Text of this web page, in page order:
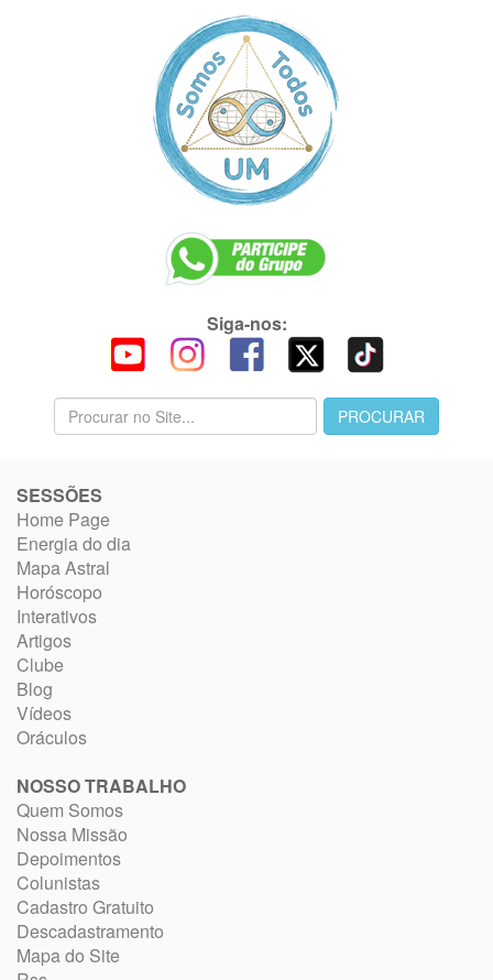
Siga-nos:
SESSÕES
Home Page
Energia do dia
Mapa Astral
Horóscopo
Interativos
Artigos
Clube
Blog
Vídeos
Oráculos
NOSSO TRABALHO
Quem Somos
Nossa Missão
Depoimentos
Colunistas
Cadastro Gratuito
Descadastramento
Mapa do Site